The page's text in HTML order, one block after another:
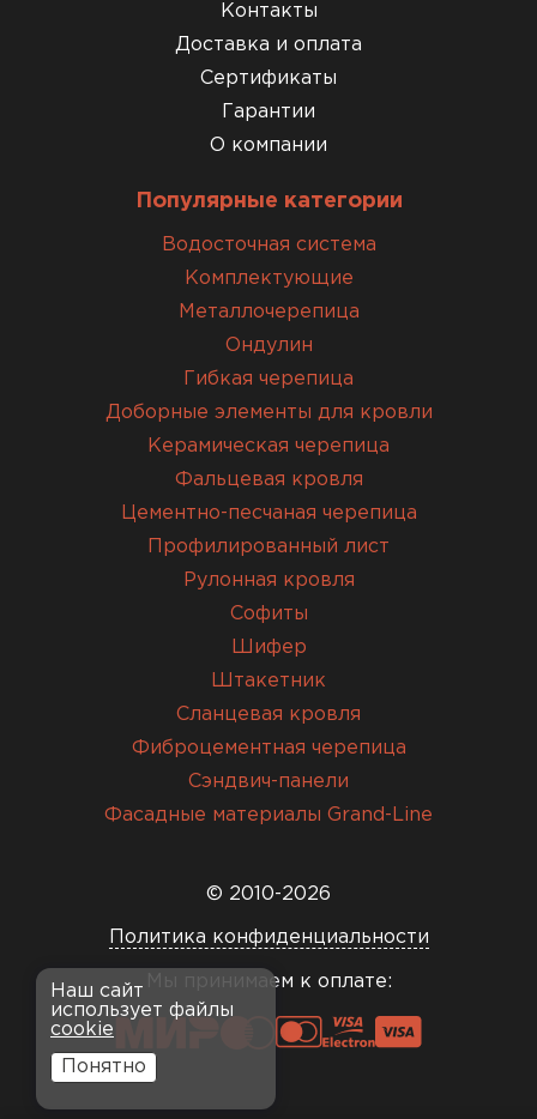
Контакты
Доставка и оплата
Сертификаты
Гарантии
О компании
Популярные категории
Водосточная система
Комплектующие
Металлочерепица
Ондулин
Гибкая черепица
Доборные элементы для кровли
Керамическая черепица
Фальцевая кровля
Цементно-песчаная черепица
Профилированный лист
Рулонная кровля
Софиты
Шифер
Штакетник
Сланцевая кровля
Фиброцементная черепица
Сэндвич-панели
Фасадные материалы Grand-Line
© 2010-2026
Политика конфиденциальности
Мы принимаем к оплате:
Наш сайт
использует файлы
cookie
Понятно